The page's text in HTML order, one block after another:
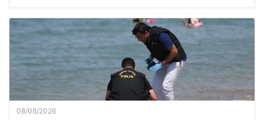
08/08/2026